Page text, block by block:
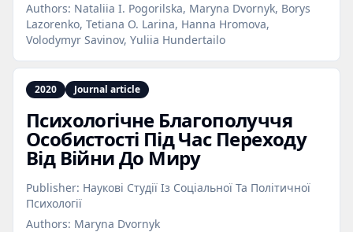
Authors: Nataliia I. Pogorilska, Maryna Dvornyk, Borys
Lazorenko, Tetiana O. Larina, Hanna Hromova,
Volodymyr Savinov, Yuliia Hundertailo
2020 Journal article
Психологічне Благополуччя
Особистості Під Час Переходу
Від Війни До Миру
Publisher: Наукові Студії Із Соціальної Та Політичної
Психології
Authors: Maryna Dvornyk